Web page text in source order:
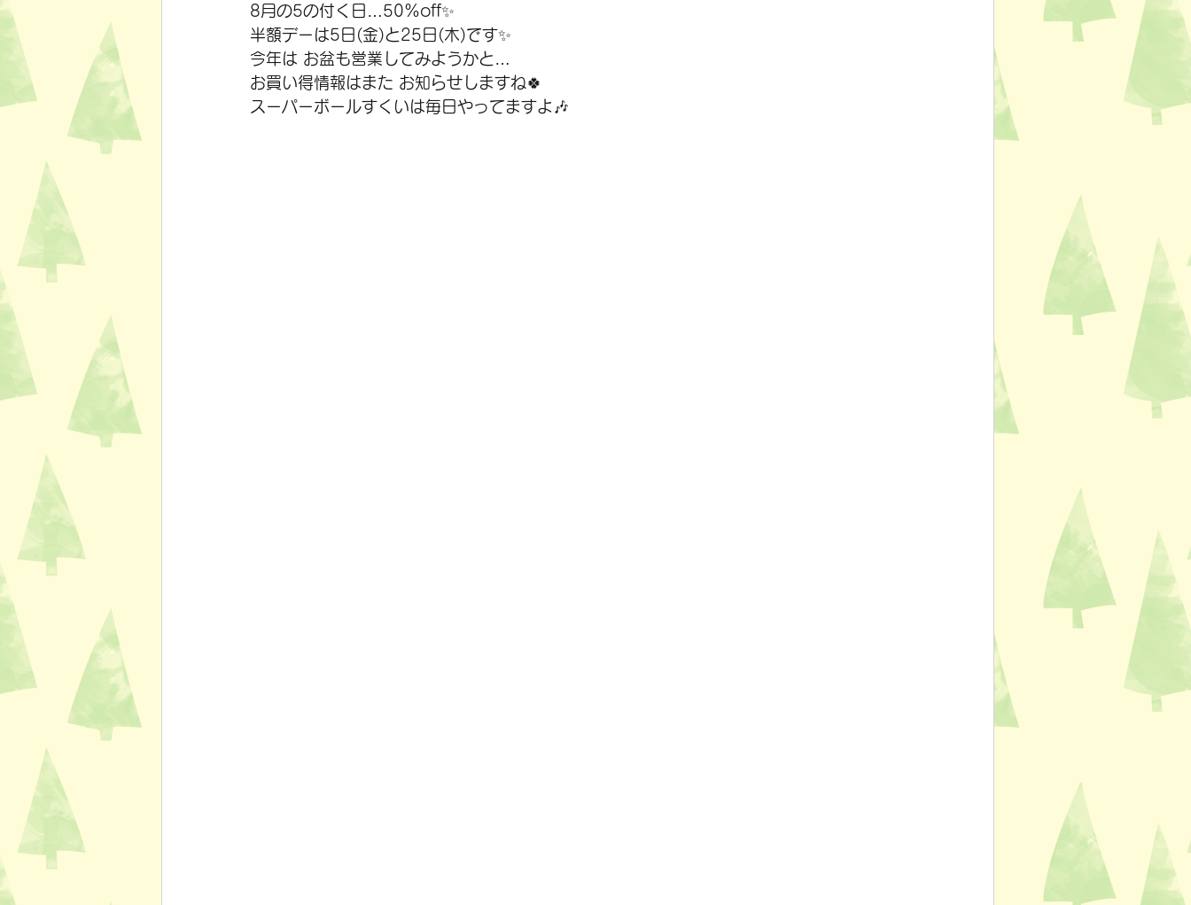
8月の5の付く日…50%off✨
半額デーは5日(金)と25日(木)です✨
今年は お盆も営業してみようかと…
お買い得情報はまた お知らせしますね🍀
スーパーボールすくいは毎日やってますよ🎶